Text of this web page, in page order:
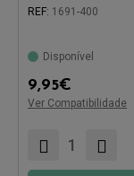
REF: 1691-400
Disponível
9,95€
Ver Compatibilidade
Compatível com: